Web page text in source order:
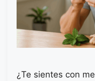
¿Te sientes con